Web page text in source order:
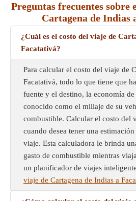
Preguntas frecuentes sobre
Cartagena de Indias
¿Cuál es el costo del viaje de
Facatativá?
Para calcular el costo del viaje de
Facatativá, todo lo que tiene que
fuente y el destino, la economía
conocido como el millaje de su
combustible. Calcular el costo del
cuando desea tener una
viaje. Esta calculadora le brinda
gasto de combustible mientras
un planificador de viajes
viaje de Cartagena de Indias a